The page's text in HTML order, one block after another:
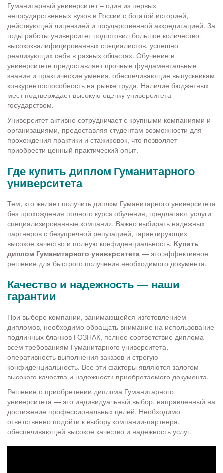
Гуманитарный университет – один из первых
негосударственных вузов в России с богатой историей,
действующей лицензией и государственной аккредитацией. За
годы работы университет подготовил большое количество
высококвалифицированных специалистов, успешно
реализующих себя в разных областях. Обучение в
университете предоставляет прочные фундаментальные
знания и практические умения, обеспечивающие выпускникам
конкурентоспособность на рынке труда. Наличие бюджетных
мест подтверждает высокую оценку университета
государством.
Университет активно сотрудничает с крупными компаниями и
организациями, предоставляя студентам возможности для
прохождения практики и стажировок, что позволяет
приобрести ценный практический опыт.
Где купить диплом Гуманитарного
университета
Тем, кто желает получить диплом Гуманитарного университета
без прохождения полного курса обучения, предлагают услуги
специализированные компании. Важно выбирать надежных
партнеров с безупречной репутацией, гарантирующих
высокое качество и полную конфиденциальность. Купить
диплом Гуманитарного университета — это эффективное
решение для быстрого получения необходимого документа.
Качество и надежность — наши
гарантии
При выборе компании, занимающейся изготовлением
дипломов, необходимо обращать внимание на использование
подлинных бланков ГОЗНАК, полное соответствие диплома
всем требованиям Гуманитарного университета,
оперативность выполнения заказов и строгую
конфиденциальность. Все эти факторы являются залогом
высокого качества и надежности приобретаемого документа.
Решение о приобретении диплома Гуманитарного
университета — это индивидуальный выбор, направленный на
достижение профессиональных целей. Необходимо
ответственно подойти к выбору компании-партнера,
обеспечивающей высокое качество и надежность услуг.